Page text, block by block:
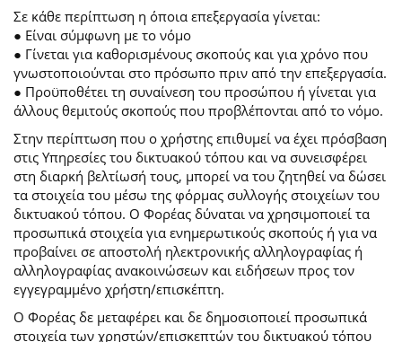
Σε κάθε περίπτωση η όποια επεξεργασία γίνεται:
● Είναι σύμφωνη με το νόμο
● Γίνεται για καθορισμένους σκοπούς και για χρόνο που
γνωστοποιούνται στο πρόσωπο πριν από την επεξεργασία.
● Προϋποθέτει τη συναίνεση του προσώπου ή γίνεται για
άλλους θεμιτούς σκοπούς που προβλέπονται από το νόμο.
Στην περίπτωση που ο χρήστης επιθυμεί να έχει πρόσβαση
στις Υπηρεσίες του δικτυακού τόπου και να συνεισφέρει
στη διαρκή βελτίωσή τους, μπορεί να του ζητηθεί να δώσει
τα στοιχεία του μέσω της φόρμας συλλογής στοιχείων του
δικτυακού τόπου. Ο Φορέας δύναται να χρησιμοποιεί τα
προσωπικά στοιχεία για ενημερωτικούς σκοπούς ή για να
προβαίνει σε αποστολή ηλεκτρονικής αλληλογραφίας ή
αλληλογραφίας ανακοινώσεων και ειδήσεων προς τον
εγγεγραμμένο χρήστη/επισκέπτη.
Ο Φορέας δε μεταφέρει και δε δημοσιοποιεί προσωπικά
στοιχεία των χρηστών/επισκεπτών του δικτυακού τόπου